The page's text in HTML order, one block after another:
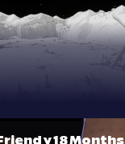
y 18 Months